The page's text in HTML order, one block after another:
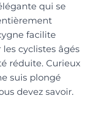
qui se
facilite
les cyclistes âgés
réduite. Curieux
suis plongé
devez savoir.